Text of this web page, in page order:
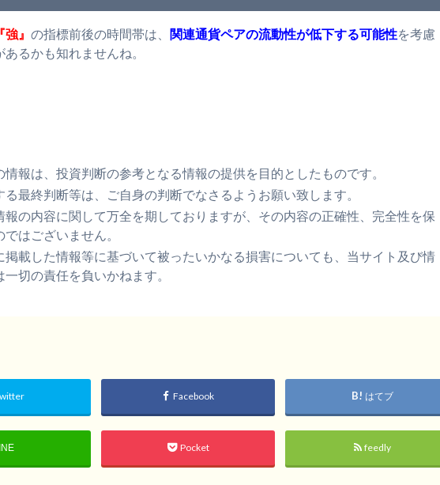
『強』 の指標前後の時間帯は、 関連通貨ペアの流動性が低下する可能性を考慮
るかも知れませんね。
情報は、投資判断の参考となる情報の提供を目的としたものです。
る最終判断等は、ご自身の判断でなさるようお願い致します。
報の内容に関して万全を期しておりますが、その内容の正確性、完全性を保
はございません。
掲載した情報等に基づいて被ったいかなる損害についても、当サイト及び情
切の責任を負いかねます。
Facebook はてブ
Pocket feedly